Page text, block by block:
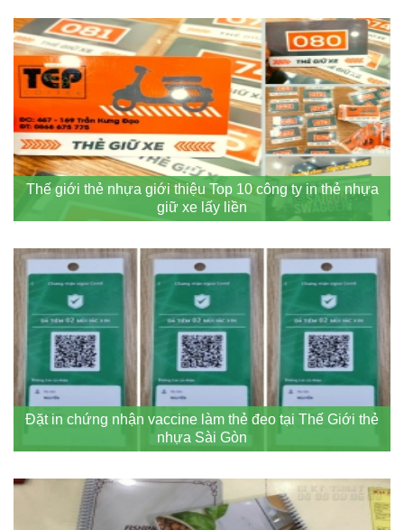
Thế giới thẻ nhựa giới thiệu Top 10 công ty in thẻ nhựa
giữ xe lấy liền
Đặt in chứng nhận vaccine làm thẻ đeo tại Thế Giới thẻ
nhựa Sài Gòn